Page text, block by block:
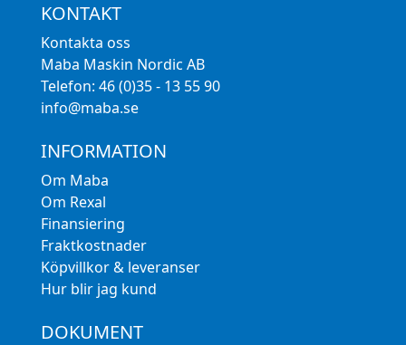
KONTAKT
Kontakta oss
Maba Maskin Nordic AB
Telefon: 46 (0)35 - 13 55 90
info@maba.se
INFORMATION
Om Maba
Om Rexal
Finansiering
Fraktkostnader
Köpvillkor & leveranser
Hur blir jag kund
DOKUMENT